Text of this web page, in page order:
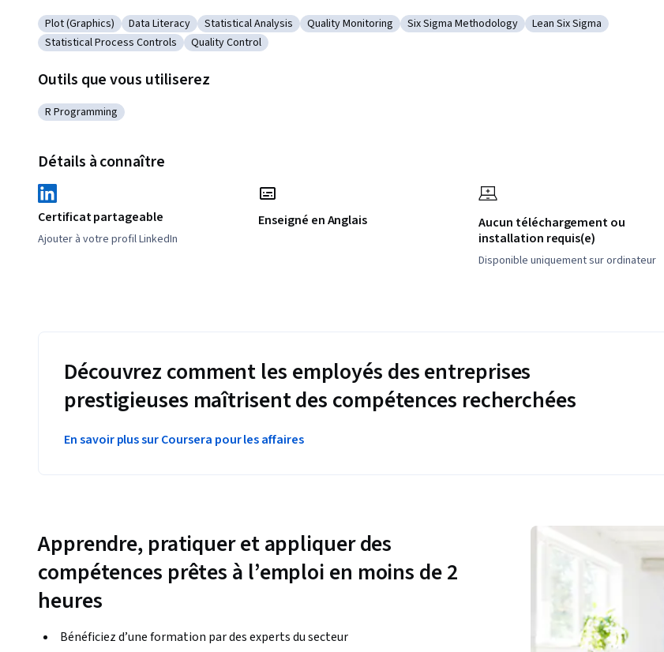
Catégorie : Plot (Graphics)
Plot (Graphics) Catégorie : Data Literacy
Data Literacy Catégorie : Statistical Analysis
Statistical Analysis Catégorie : Quality Monitoring
Quality Monitoring Catégorie : Six Sigma Methodology
Six Sigma Methodology Catégorie : Lean Six Sigma
Lean Six Sigma
Catégorie : Statistical Process Controls
Statistical Process Controls Catégorie : Quality Control
Quality Control
Outils que vous utiliserez
Catégorie : R Programming
R Programming
Détails à connaître
Certificat partageable
Ajouter à votre profil LinkedIn
Enseigné en Anglais
Aucun téléchargement ou
installation requis(e)
Disponible uniquement sur ordinateur
Découvrez comment les employés des entreprises
prestigieuses maîtrisent des compétences recherchées
En savoir plus sur Coursera pour les affaires
Apprendre, pratiquer et appliquer des
compétences prêtes à l’emploi en moins de 2
heures
Bénéficiez d’une formation par des experts du secteur